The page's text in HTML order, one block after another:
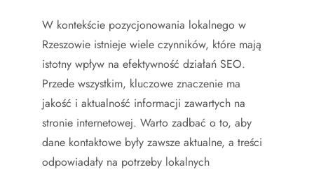
W kontekście pozycjonowania lokalnego w
Rzeszowie istnieje wiele czynników, które mają
istotny wpływ na efektywność działań SEO.
Przede wszystkim, kluczowe znaczenie ma
jakość i aktualność informacji zawartych na
stronie internetowej. Warto zadbać o to, aby
dane kontaktowe były zawsze aktualne, a treści
odpowiadały na potrzeby lokalnych